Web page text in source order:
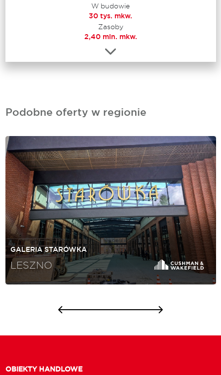
W budowie
30 tys. mkw.
Zasoby
2,40 mln. mkw.
Podobne oferty w regionie
GALERIA STARÓWKA
LESZNO
OBIEKTY HANDLOWE